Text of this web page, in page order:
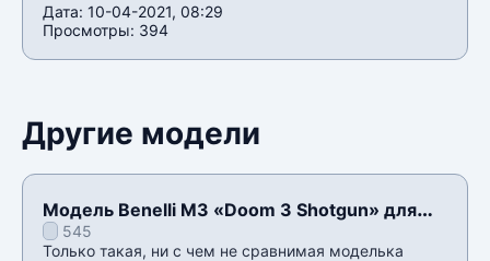
Дата: 10-04-2021, 08:29
Просмотры: 394
Другие модели
Модель Benelli M3 «Doom 3 Shotgun» для
CSS v34
545
Только такая, ни с чем не сравнимая моделька